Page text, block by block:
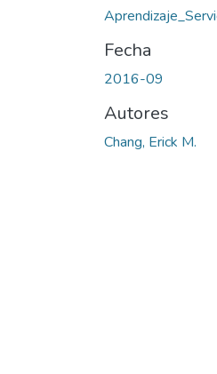
Fecha
2016-09
Autores
Chang, Erick M.